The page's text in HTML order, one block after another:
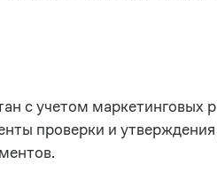
с учетом маркетинговых
проверки и утверждения